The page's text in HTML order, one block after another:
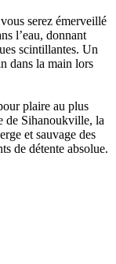
serez émerveillé
l’eau, donnant
scintillantes. Un
dans la main lors
plaire au plus
de Sihanoukville, la
et sauvage des
de détente absolue.